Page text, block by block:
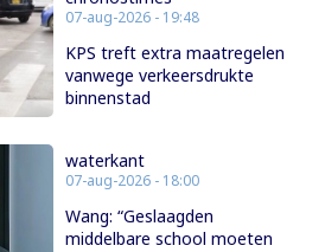
07-aug-2026 - 19:48
KPS treft extra maatregelen
vanwege verkeersdrukte
binnenstad
waterkant
07-aug-2026 - 18:00
Wang: “Geslaagden
middelbare school moeten